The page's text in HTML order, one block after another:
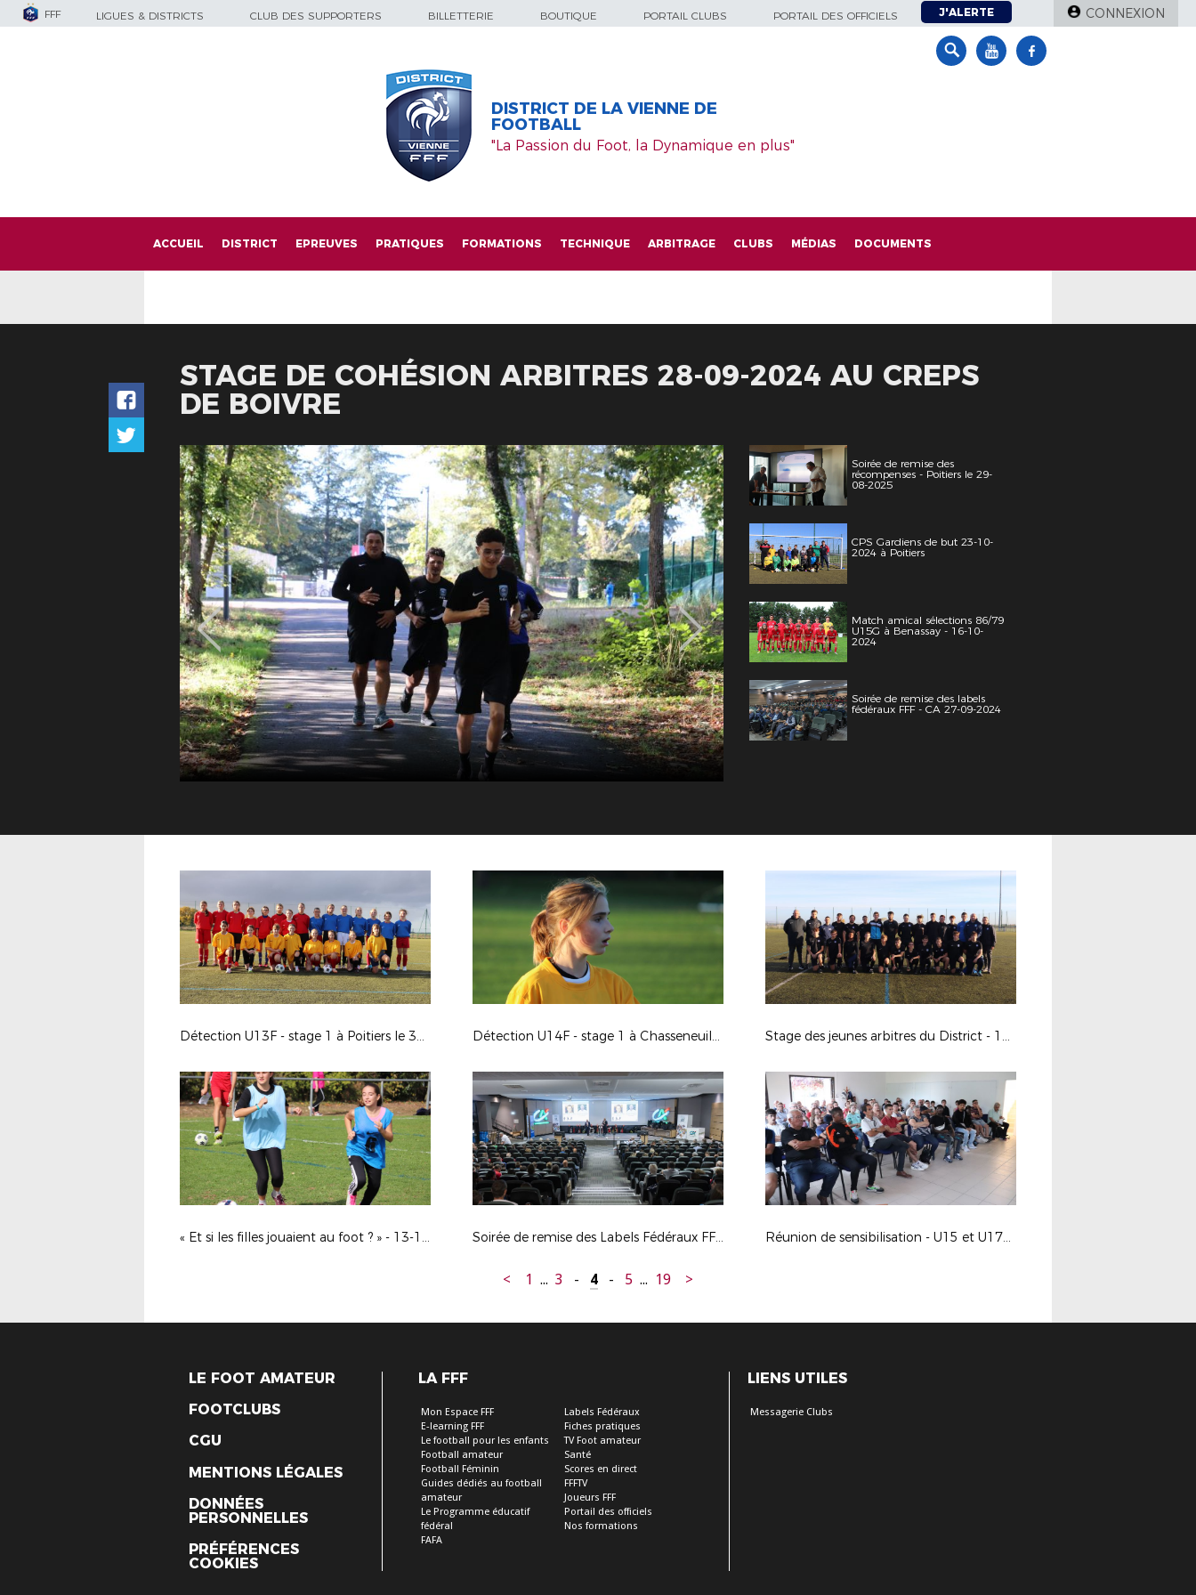
FFF LIGUES & DISTRICTS CLUB DES SUPPORTERS BILLETTERIE BOUTIQUE PORTAIL CLUBS PORTAIL DES OFFICIELS J'ALERTE CONNEXION
DISTRICT DE LA VIENNE DE
FOOTBALL
"La Passion du Foot, la Dynamique en plus"
ACCUEIL DISTRICT EPREUVES PRATIQUES FORMATIONS TECHNIQUE ARBITRAGE CLUBS MÉDIAS DOCUMENTS
STAGE DE COHÉSION ARBITRES 28-09-2024 AU CREPS
DE BOIVRE
Soirée de remise des
récompenses - Poitiers le 29-
08-2025
CPS Gardiens de but 23-10-
2024 à Poitiers
Match amical sélections 86/79
U15G à Benassay - 16-10-
2024
Soirée de remise des labels
fédéraux FFF - CA 27-09-2024
Détection U13F - stage 1 à Poitiers le 30-10-23 Détection U14F - stage 1 à Chasseneuil-du-Poitou le 22-11-23 Stage des jeunes arbitres du District - 13-11-2023 à Poitiers
« Et si les filles jouaient au foot ? » - 13-10-2023 à Buxerolles Soirée de remise des Labels Fédéraux FFF - CA 29-09-23 Réunion de sensibilisation - U15 et U17D1 15-09-23
< 1 ... 3 - 4 - 5 ... 19 >
LE FOOT AMATEUR
FOOTCLUBS
CGU
MENTIONS LÉGALES
DONNÉES
PERSONNELLES
PRÉFÉRENCES
COOKIES
LA FFF
Mon Espace FFF
E-learning FFF
Le football pour les enfants
Football amateur
Football Féminin
Guides dédiés au football
amateur
Le Programme éducatif
fédéral
FAFA
Labels Fédéraux
Fiches pratiques
TV Foot amateur
Santé
Scores en direct
FFFTV
Joueurs FFF
Portail des officiels
Nos formations
LIENS UTILES
Messagerie Clubs